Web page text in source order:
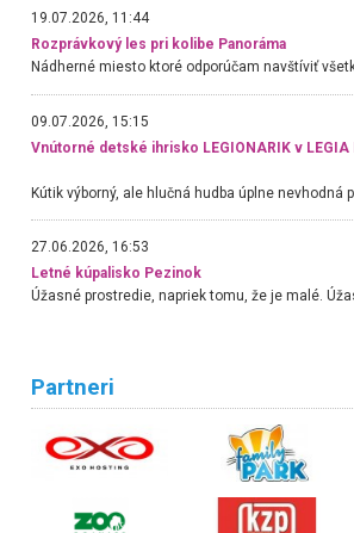
19.07.2026, 11:44
Rozprávkový les pri kolibe Panoráma
09.07.2026, 15:15
Vnútorné detské ihrisko LEGIONARIK v LEGIA
27.06.2026, 16:53
Letné kúpalisko Pezinok
Partneri